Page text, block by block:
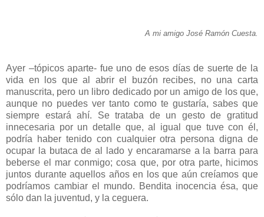
A mi amigo José Ramón Cuesta.
Ayer –tópicos aparte- fue uno de esos días de suerte de la
vida en los que al abrir el buzón recibes, no una carta
manuscrita, pero un libro dedicado por un amigo de los que,
aunque no puedes ver tanto como te gustaría, sabes que
siempre estará ahí. Se trataba de un gesto de gratitud
innecesaria por un detalle que, al igual que tuve con él,
podría haber tenido con cualquier otra persona digna de
ocupar la butaca de al lado y encaramarse a la barra para
beberse el mar conmigo; cosa que, por otra parte, hicimos
juntos durante aquellos años en los que aún creíamos que
podríamos cambiar el mundo. Bendita inocencia ésa, que
sólo dan la juventud, y la ceguera.